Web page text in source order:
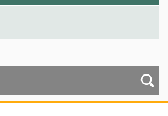
Név, Munkahely (szervezeti egység),